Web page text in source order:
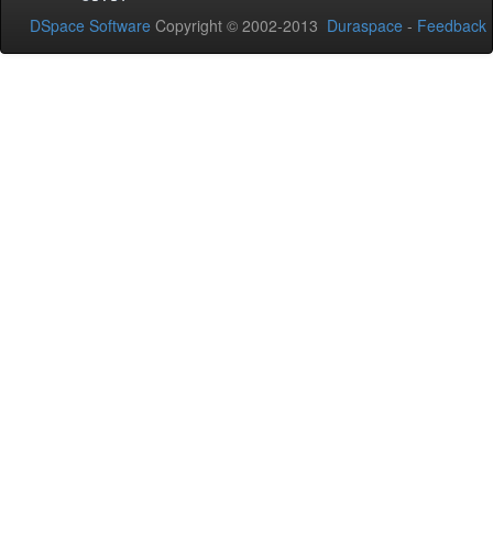
DSpace Software Copyright © 2002-2013 Duraspace - Feedback